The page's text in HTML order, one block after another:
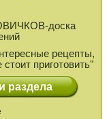
доска
рецепты,
стоит приготовить"
раздела